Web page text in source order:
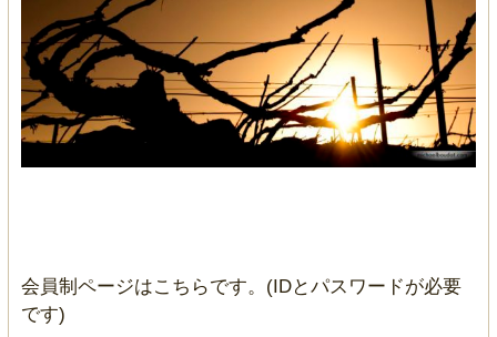
会員制ページはこちらです。(IDとパスワードが必要
です)